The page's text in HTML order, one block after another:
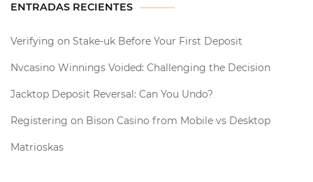
ENTRADAS RECIENTES
Verifying on Stake-uk Before Your First Deposit
Nvcasino Winnings Voided: Challenging the Decision
Jacktop Deposit Reversal: Can You Undo?
Registering on Bison Casino from Mobile vs Desktop
Matrioskas